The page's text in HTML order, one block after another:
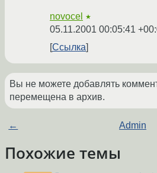
novocel ★
05.11.2001 00:05:41
Ссылка
Вы не можете добавлять
перемещена в архив.
← Admin
Похожие темы